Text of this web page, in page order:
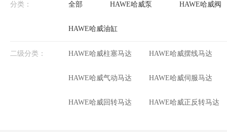
分类： 全部 HAWE哈威泵 HAWE哈威阀
HAWE哈威油缸
二级分类： HAWE哈威柱塞马达 HAWE哈威摆线马达
HAWE哈威气动马达 HAWE哈威伺服马达
HAWE哈威回转马达 HAWE哈威正反转马达